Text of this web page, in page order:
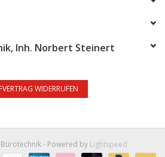
Inh. Norbert Steinert
WIDERRUFEN
Bürotechnik - Powered by Lightspeed